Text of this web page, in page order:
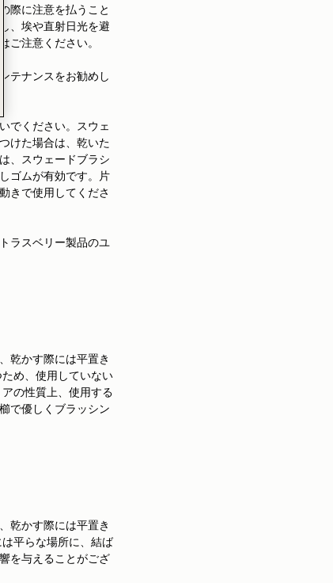
際に注意を払うこと
、埃や直射日光を避
注意ください。
テナンスをお勧めし
でください。スウェ
けた場合は、乾いた
、スウェードブラシ
ゴムが有効です。片
きで使用してくださ
ラスベリー製品のユ
乾かす際には平置き
め、使用していない
の性質上、使用する
で優しくブラッシン
乾かす際には平置き
平らな場所に、結ば
を与えることがござ